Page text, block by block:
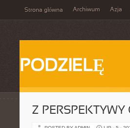
Strona główna Archiwum Azja
PODZIELĘ
Z